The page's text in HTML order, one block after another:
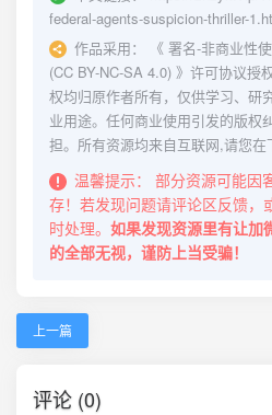
federal-agents-suspicion-thriller-
作品采用：
《 署名-非商业性
(CC BY-NC-SA 4.0) 》许可协议授
权均归原作者所有，仅供学习、研
业用途。任何商业使用引发的版权
担。所有资源均来自互联网,请您在
温馨提示：
部分资源可能因
存！若发现问题请评论区反馈，
时处理。 如果发现资源里有让加
的全部无视，谨防上当受骗！
上一篇
评论 (0)